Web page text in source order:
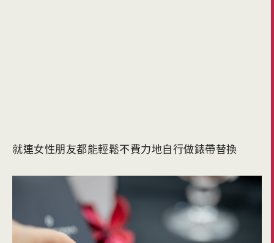
就連女性朋友都能輕鬆不費力地自行做錶帶替換